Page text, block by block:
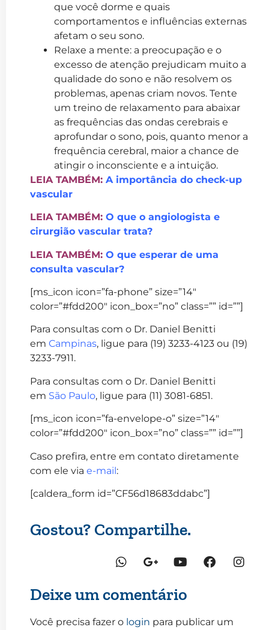
que você dorme e quais
comportamentos e influências externas
afetam o seu sono.
Relaxe a mente: a preocupação e o
excesso de atenção prejudicam muito a
qualidade do sono e não resolvem os
problemas, apenas criam novos. Tente
um treino de relaxamento para abaixar
as frequências das ondas cerebrais e
aprofundar o sono, pois, quanto menor a
frequência cerebral, maior a chance de
atingir o inconsciente e a intuição.
LEIA TAMBÉM: A importância do check-up
vascular
LEIA TAMBÉM: O que o angiologista e
cirurgião vascular trata?
LEIA TAMBÉM: O que esperar de uma
consulta vascular?
[ms_icon icon=”fa-phone” size=”14″
color=”#fdd200″ icon_box=”no” class=”” id=””]
Para consultas com o Dr. Daniel Benitti
em Campinas, ligue para (19) 3233-4123 ou (19)
3233-7911.
Para consultas com o Dr. Daniel Benitti
em São Paulo, ligue para (11) 3081-6851.
[ms_icon icon=”fa-envelope-o” size=”14″
color=”#fdd200″ icon_box=”no” class=”” id=””]
Caso prefira, entre em contato diretamente
com ele via e-mail:
[caldera_form id=”CF56d18683ddabc”]
Gostou? Compartilhe.
Deixe um comentário
Você precisa fazer o login para publicar um